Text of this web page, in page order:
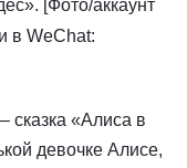
[Фото/аккаунт
в WeChat:
сказка «Алиса в
девочке Алисе,